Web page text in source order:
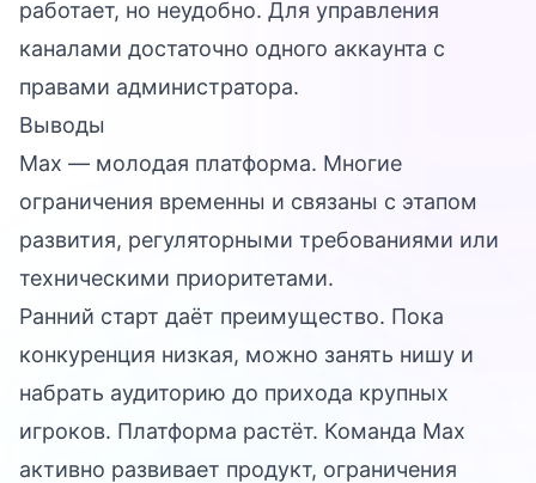
работает, но неудобно. Для управления
каналами достаточно одного аккаунта с
правами администратора.
Выводы
Max — молодая платформа. Многие
ограничения временны и связаны с этапом
развития, регуляторными требованиями или
техническими приоритетами.
Ранний старт даёт преимущество. Пока
конкуренция низкая, можно занять нишу и
набрать аудиторию до прихода крупных
игроков. Платформа растёт. Команда Max
активно развивает продукт, ограничения